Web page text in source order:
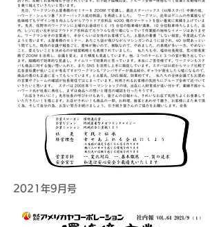
2021年9月号